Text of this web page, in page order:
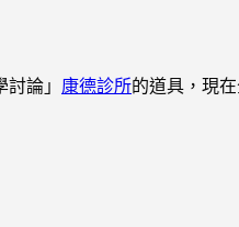
論」 康德診所的道具，現